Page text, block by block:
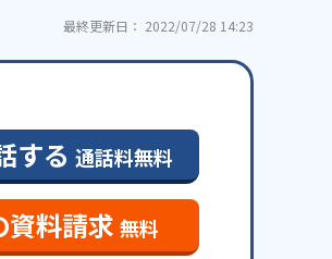
最終更新日： 2022/07/28 14:23
する 通話料無料
資料請求 無料